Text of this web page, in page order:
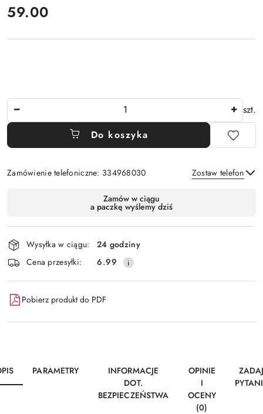
cena:
59.00
szt.
Do koszyka
Zamówienie telefoniczne: 334968030 Zostaw telefon
Wyślij
dostawa
Zamów w ciągu
a paczkę wyślemy dziś
Wysyłka w ciągu:
24 godziny
Cena przesyłki:
6.99
Pobierz produkt do PDF
PARAMETRY
INFORMACJE
DOT.
BEZPIECZEŃSTWA
OPINIE
I
OCENY
(0)